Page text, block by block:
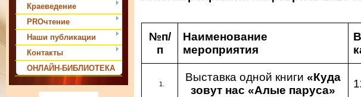
Краеведение
PROчтение
Наши публикации
Контакты
ОНЛАЙН-БИБЛИОТЕКА
№п/
п
Наименование
мероприятия
Выставка одной книги «Куда
зовут нас «Алые паруса»